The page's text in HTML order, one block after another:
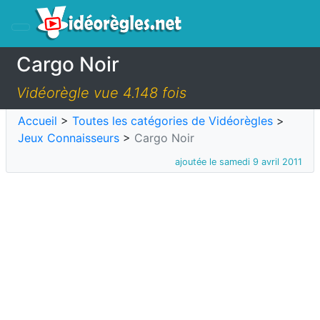
Cargo Noir
Vidéorègle vue 4.148 fois
Accueil > Toutes les catégories de Vidéorègles >
Jeux Connaisseurs > Cargo Noir
ajoutée le samedi 9 avril 2011